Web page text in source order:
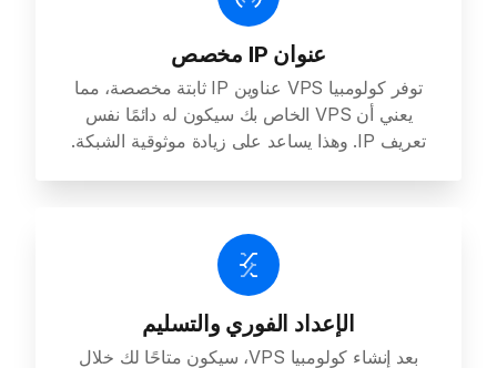
عنوان IP مخصص
توفر كولومبيا VPS عناوين IP ثابتة مخصصة، مما
يعني أن VPS الخاص بك سيكون له دائمًا نفس
تعريف IP. وهذا يساعد على زيادة موثوقية الشبكة.
الإعداد الفوري والتسليم
بعد إنشاء كولومبيا VPS، سيكون متاحًا لك خلال